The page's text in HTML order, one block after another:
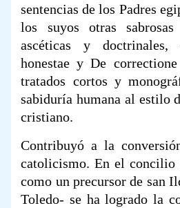
sentencias de los Padres
los suyos otras
ascéticas y
honestae y De
tratados cortos y
sabiduría humana al estilo
cristiano.
Contribuyó a la
catolicismo. En el concilio
como un precursor de san
Toledo- se ha logrado la